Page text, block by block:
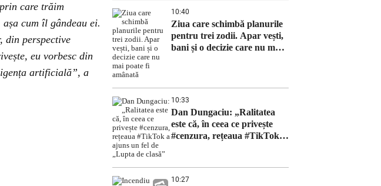
care trăim
cum îl gândeau ei.
din perspective
eu vorbesc din
artificială”, a
10:40
Ziua care schimbă planurile
pentru trei zodii. Apar vești,
bani și o decizie care nu mai
10:33
Dan Dungaciu: „Ralitatea
este că, în ceea ce privește
#cenzura, rețeaua #TikTok a
10:27